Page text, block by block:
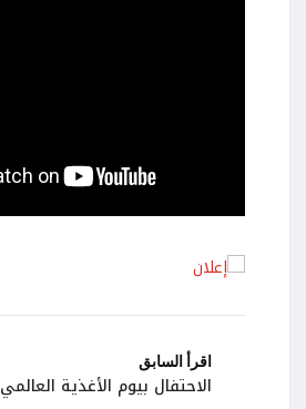
اقرأ السابق
الاحتفال بيوم الأغذية العالمي